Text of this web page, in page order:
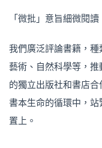
「微批」意旨細微閱
我們廣泛評論書籍，種
藝術、自然科學等，
的獨立出版社和書店
書本生命的循環中，
置上。